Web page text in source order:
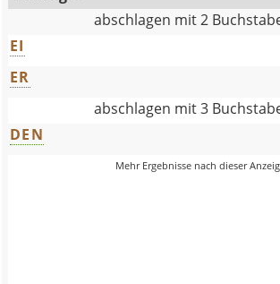
abschlagen mit 2
EI
ER
abschlagen mit 3
DEN